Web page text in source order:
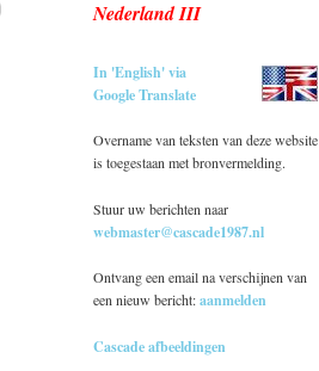
Nederland III
In 'English' via
Google Translate
Overname van teksten van deze website
is toegestaan met bronvermelding.
Stuur uw berichten naar
webmaster@cascade1987.nl
Ontvang een email na verschijnen van
een nieuw bericht:aanmelden
Cascade afbeeldingen